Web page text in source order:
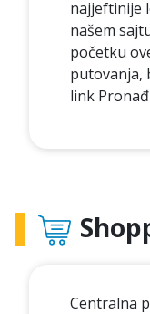
najjeftinije
našem
početku
putovanja,
link
Centralna